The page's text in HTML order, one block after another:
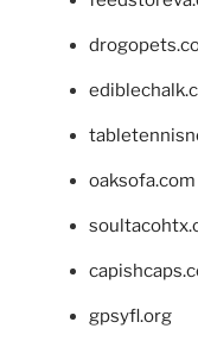
oaksofa.com
gpsyfl.org